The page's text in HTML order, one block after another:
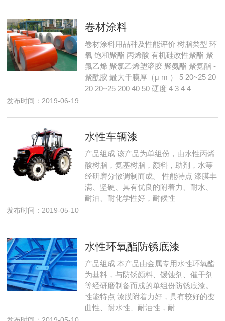
卷材涂料
卷材涂料用品种及性能评价 树脂类型 环
氧 饱和聚酯 丙烯酸 有机硅改性聚酯 聚
氟乙烯 聚氯乙烯塑溶胶 聚氨酯 聚氨酯 -
聚酰胺 最大干膜厚（μ m ） 5 20~25 20
20 20~25 200 40 50 硬度 4 3 4 4
发布时间：2019-06-19
水性车辆漆
产品组成 该产品为单组份，由水性丙烯
酸树脂，氨基树脂，颜料，助剂，水等
经研磨分散调制而成。 性能特点 漆膜丰
满、坚硬、具有优良的附着力、耐水、
耐油、耐化学性好，耐候性
发布时间：2019-05-10
水性环氧酯防锈底漆
产品组成 本产品由金属专用水性环氧酯
为基料，与防锈颜料、锾蚀剂、催干剂
等经研磨制备而成的单组份防锈底漆。
性能特点 漆膜附着力好，具有较好的变
曲性、耐水性、耐油性，耐